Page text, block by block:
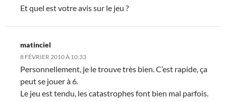
Et quel est votre avis sur le jeu ?
matinciel
8 FÉVRIER 2010 À 10:33
Personnellement, je le trouve très bien. C’est rapide, ça
peut se jouer à 6.
Le jeu est tendu, les catastrophes font bien mal parfois.